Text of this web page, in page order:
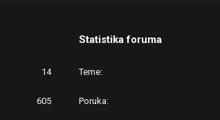
14
605
Statistika foruma
Teme
Poruka